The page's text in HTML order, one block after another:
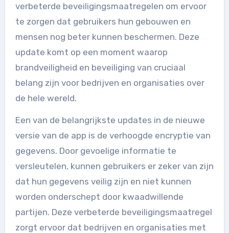
verbeterde beveiligingsmaatregelen om ervoor
te zorgen dat gebruikers hun gebouwen en
mensen nog beter kunnen beschermen. Deze
update komt op een moment waarop
brandveiligheid en beveiliging van cruciaal
belang zijn voor bedrijven en organisaties over
de hele wereld.
Een van de belangrijkste updates in de nieuwe
versie van de app is de verhoogde encryptie van
gegevens. Door gevoelige informatie te
versleutelen, kunnen gebruikers er zeker van zijn
dat hun gegevens veilig zijn en niet kunnen
worden onderschept door kwaadwillende
partijen. Deze verbeterde beveiligingsmaatregel
zorgt ervoor dat bedrijven en organisaties met